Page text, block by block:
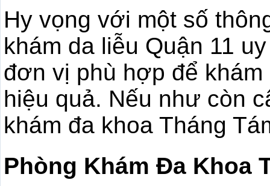
Hy vọng với một số
khám da liễu Quận 11
đơn vị phù hợp để
hiệu quả. Nếu như còn
khám đa khoa Tháng
Phòng Khám Đa Khoa